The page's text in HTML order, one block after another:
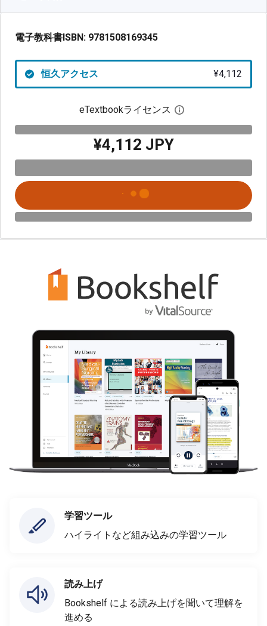
電子教科書ISBN: 9781508169345
恒久アクセス ¥4,112
eTextbookライセンス デジタルライセン
¥4,112 JPY
学習ツール
ハイライトなど組み込みの学習ツール
読み上げ
Bookshelf による読み上げを聞いて理解を
進める